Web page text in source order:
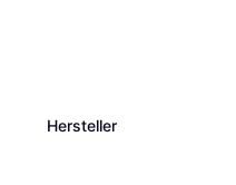
Hersteller